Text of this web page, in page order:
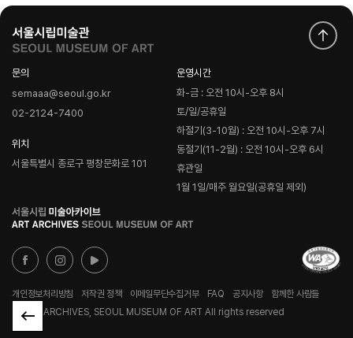
문의
semaaa@seoul.go.kr
02-2124-7400
위치
서울특별시 종로구 평창문화로 101
운영시간
화-금 : 오전 10시-오후 8시
토/일/공휴일
하절기(3-10월) : 오전 10시-오후 7시
동절기(11-2월) : 오전 10시-오후 6시
휴관일
1월 1일/매주 월요일(공휴일 제외)
로
고
개인정보처리방침 저작권 정책 이메일무단수집거부 FAQ 공지사항
함께한 사람들
© ART ARCHIVES, SEOUL MUSEUM OF ART All rights reserved